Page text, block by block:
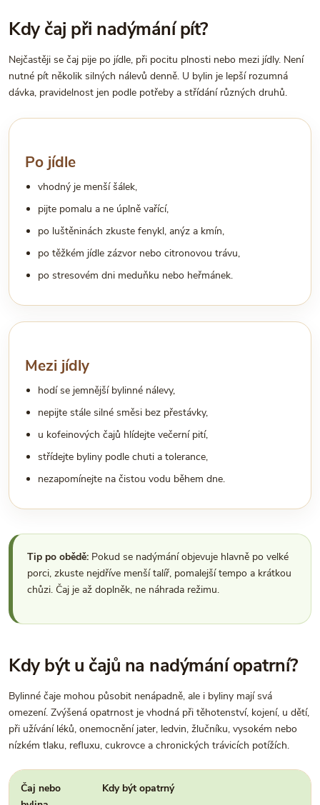
Kdy čaj při nadýmání pít?
Nejčastěji se čaj pije po jídle, při pocitu plnosti nebo mezi jídly. Není
nutné pít několik silných nálevů denně. U bylin je lepší rozumná
dávka, pravidelnost jen podle potřeby a střídání různých druhů.
Po jídle
vhodný je menší šálek,
pijte pomalu a ne úplně vařící,
po luštěninách zkuste fenykl, anýz a kmín,
po těžkém jídle zázvor nebo citronovou trávu,
po stresovém dni meduňku nebo heřmánek.
Mezi jídly
hodí se jemnější bylinné nálevy,
nepijte stále silné směsi bez přestávky,
u kofeinových čajů hlídejte večerní pití,
střídejte byliny podle chuti a tolerance,
nezapomínejte na čistou vodu během dne.
Tip po obědě: Pokud se nadýmání objevuje hlavně po velké
porci, zkuste nejdříve menší talíř, pomalejší tempo a krátkou
chůzi. Čaj je až doplněk, ne náhrada režimu.
Kdy být u čajů na nadýmání opatrní?
Bylinné čaje mohou působit nenápadně, ale i byliny mají svá
omezení. Zvýšená opatrnost je vhodná při těhotenství, kojení, u dětí,
při užívání léků, onemocnění jater, ledvin, žlučníku, vysokém nebo
nízkém tlaku, refluxu, cukrovce a chronických trávicích potížích.
Čaj nebo
Kdy být opatrný